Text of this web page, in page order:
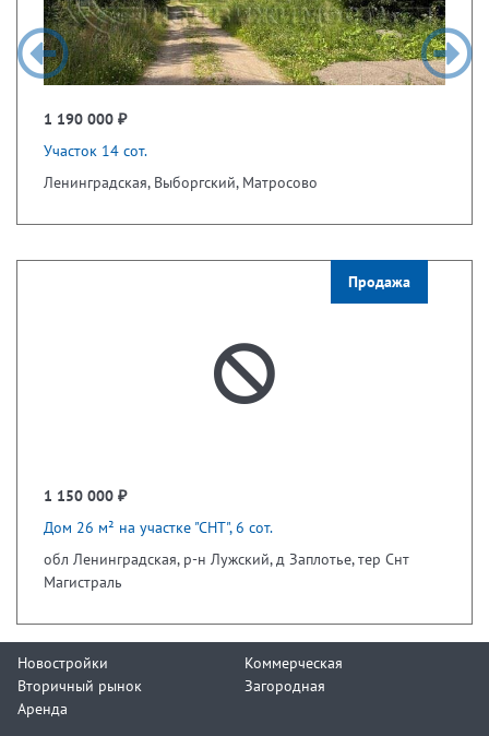
1 190 000 ₽
Участок 14 сот.
Ленинградская, Выборгский, Матросово
Продажа
1 150 000 ₽
Дом 26 м² на участке "СНТ", 6 сот.
обл Ленинградская, р-н Лужский, д Заплотье, тер Снт
Магистраль
Новостройки
Вторичный рынок
Аренда
Коммерческая
Загородная